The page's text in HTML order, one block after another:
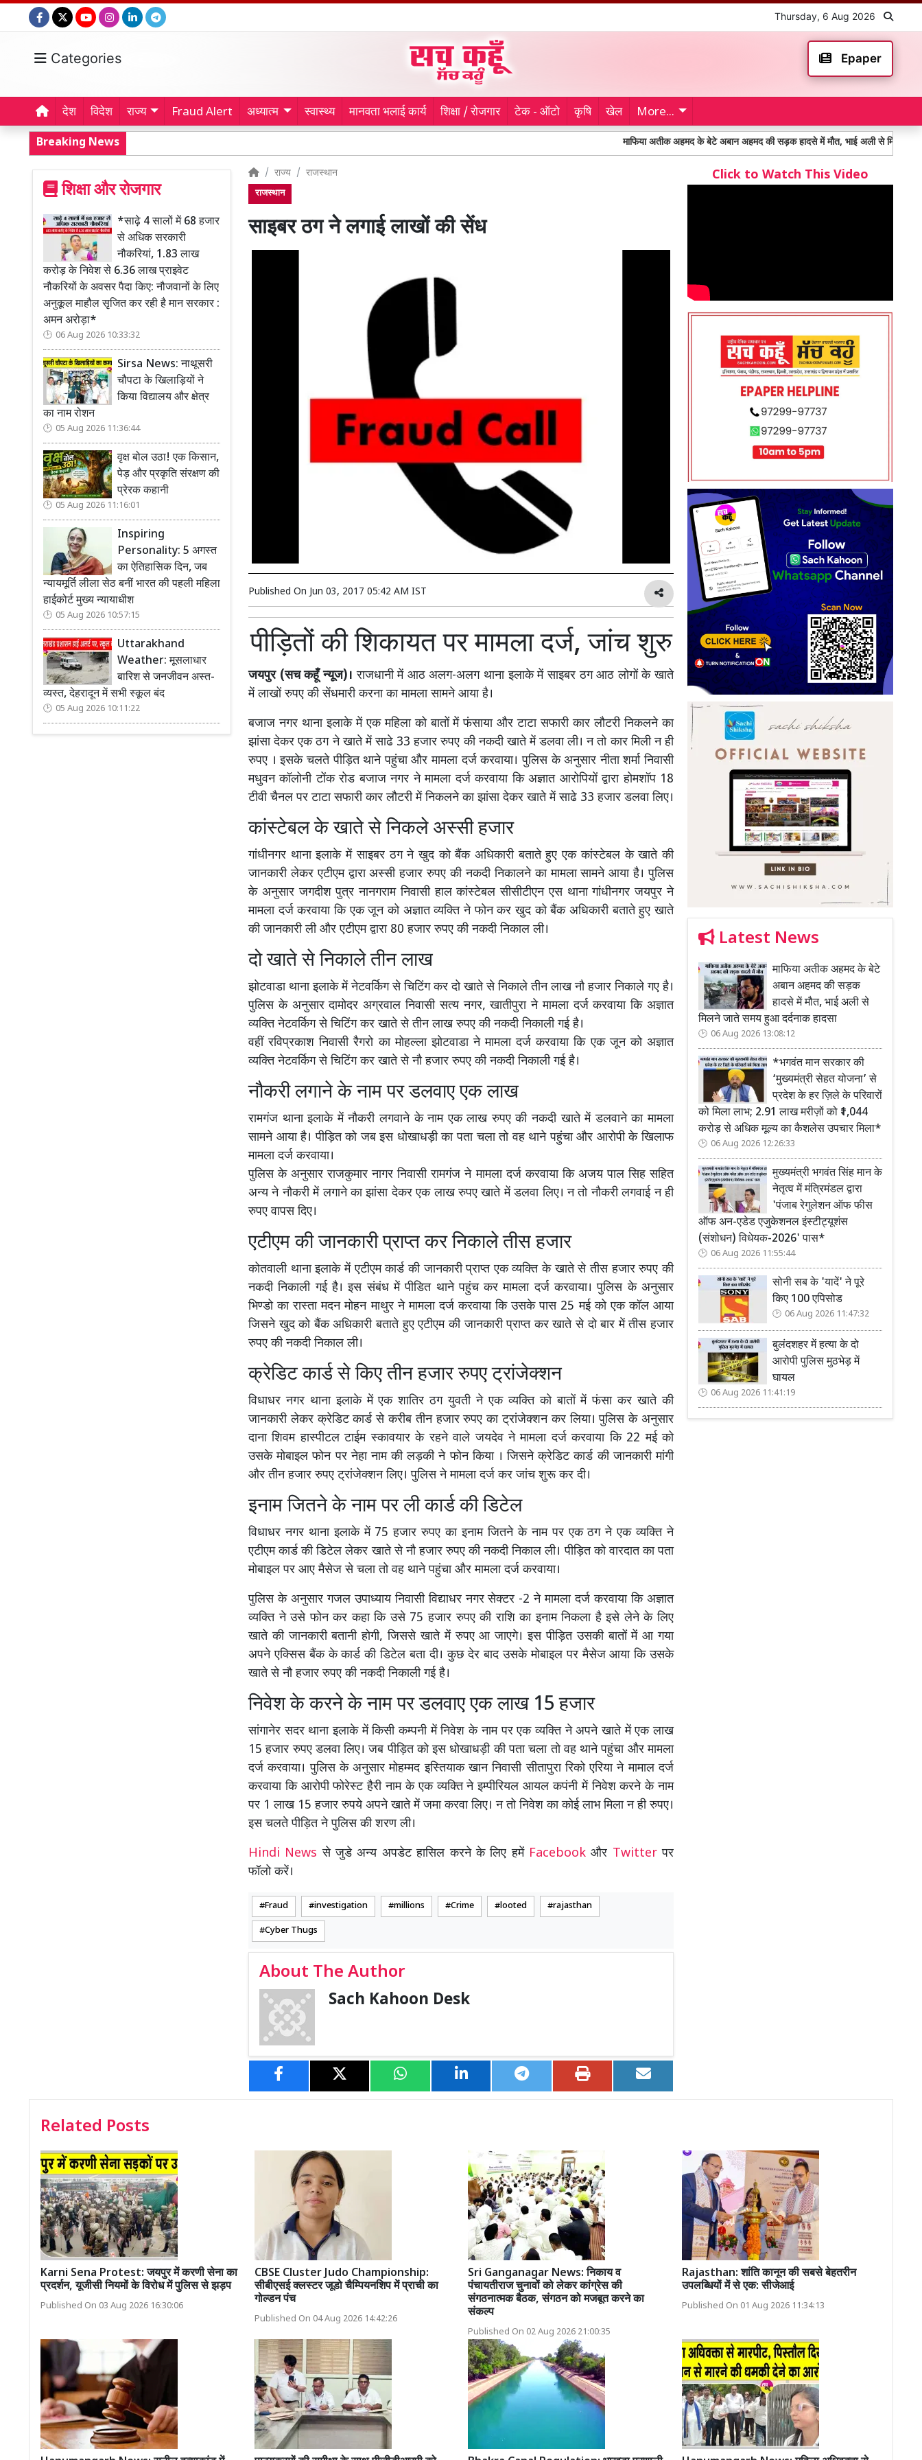
Thursday, 6 Aug 2026
Categories Epaper
देश विदेश राज्य Fraud Alert अध्यात्म स्वास्थ्य मानवता भलाई कार्य शिक्षा / रोजगार टेक - ऑटो कृषि खेल More...
Breaking News माफिया अतीक अहमद के बेटे अबान अहमद की सड़क हादसे में मौत, भाई अली से मिलने जाते समय हुआ
शिक्षा और रोजगार
*साढ़े 4 सालों में 68 हजार
से अधिक सरकारी
नौकरियां, 1.83 लाख
करोड़ के निवेश से 6.36 लाख प्राइवेट
नौकरियों के अवसर पैदा किए: नौजवानों के लिए
अनुकूल माहौल सृजित कर रही है मान सरकार :
अमन अरोड़ा*
06 Aug 2026 10:33:32
Sirsa News: नाथूसरी
चौपटा के खिलाड़ियों ने
किया विद्यालय और क्षेत्र
का नाम रोशन
05 Aug 2026 11:36:44
वृक्ष बोल उठा! एक किसान,
पेड़ और प्रकृति संरक्षण की
प्रेरक कहानी
05 Aug 2026 11:16:01
Inspiring
Personality: 5 अगस्त
का ऐतिहासिक दिन, जब
न्यायमूर्ति लीला सेठ बनीं भारत की पहली महिला
हाईकोर्ट मुख्य न्यायाधीश
05 Aug 2026 10:57:15
Uttarakhand
Weather: मूसलाधार
बारिश से जनजीवन अस्त-
व्यस्त, देहरादून में सभी स्कूल बंद
05 Aug 2026 10:11:22
राज्य राजस्थान
राजस्थान
साइबर ठग ने लगाई लाखों की सेंध
Published On Jun 03, 2017 05:42 AM IST
पीड़ितों की शिकायत पर मामला दर्ज, जांच शुरु
जयपुर (सच कहूँ न्यूज)। राजधानी में आठ अलग-अलग थाना इलाके में साइबर ठग आठ लोगों के खाते
में लाखों रुपए की सेंधमारी करना का मामला सामने आया है।
बजाज नगर थाना इलाके में एक महिला को बातों में फंसाया और टाटा सफारी कार लौटरी निकलने का
झांसा देकर एक ठग ने खाते में साढे 33 हजार रुपए की नकदी खाते में डलवा ली। न तो कार मिली न ही
रुपए । इसके चलते पीड़ित थाने पहुंचा और मामला दर्ज करवाया। पुलिस के अनुसार नीता शर्मा निवासी
मधुवन कॉलोनी टोंक रोड बजाज नगर ने मामला दर्ज करवाया कि अज्ञात आरोपियों द्वारा होमशॉप 18
टीवी चैनल पर टाटा सफारी कार लौटरी में निकलने का झांसा देकर खाते में साढे 33 हजार डलवा लिए।
कांस्टेबल के खाते से निकले अस्सी हजार
गांधीनगर थाना इलाके में साइबर ठग ने खुद को बैंक अधिकारी बताते हुए एक कांस्टेबल के खाते की
जानकारी लेकर एटीएम द्वारा अस्सी हजार रुपए की नकदी निकालने का मामला सामने आया है। पुलिस
के अनुसार जगदीश पुत्र नानगराम निवासी हाल कांस्टेबल सीसीटीएन एस थाना गांधीनगर जयपुर ने
मामला दर्ज करवाया कि एक जून को अज्ञात व्यक्ति ने फोन कर खुद को बैंक अधिकारी बताते हुए खाते
की जानकारी ली और एटीएम द्वारा 80 हजार रुपए की नकदी निकाल ली।
दो खाते से निकाले तीन लाख
झोटवाडा थाना इलाके में नेटवर्किग से चिटिंग कर दो खाते से निकाले तीन लाख नौ हजार निकाले गए है।
पुलिस के अनुसार दामोदर अग्रवाल निवासी सत्य नगर, खातीपुरा ने मामला दर्ज करवाया कि अज्ञात
व्यक्ति नेटवर्किग से चिटिंग कर खाते से तीन लाख रुपए की नकदी निकाली गई है।
वहीं रविप्रकाश निवासी रैगरो का मोहल्ला झोटवाडा ने मामला दर्ज करवाया कि एक जून को अज्ञात
व्यक्ति नेटवर्किग से चिटिंग कर खाते से नौ हजार रुपए की नकदी निकाली गई है।
नौकरी लगाने के नाम पर डलवाए एक लाख
रामगंज थाना इलाके में नौकरी लगवाने के नाम एक लाख रुपए की नकदी खाते में डलवाने का मामला
सामने आया है। पीड़ित को जब इस धोखाधड़ी का पता चला तो वह थाने पहुंचा और आरोपी के खिलाफ
मामला दर्ज करवाया।
पुलिस के अनुसार राजकुमार नागर निवासी रामगंज ने मामला दर्ज करवाया कि अजय पाल सिह सहित
अन्य ने नौकरी में लगाने का झांसा देकर एक लाख रुपए खाते में डलवा लिए। न तो नौकरी लगवाई न ही
रुपए वापस दिए।
एटीएम की जानकारी प्राप्त कर निकाले तीस हजार
कोतवाली थाना इलाके में एटीएम कार्ड की जानकारी प्राप्त एक व्यक्ति के खाते से तीस हजार रुपए की
नकदी निकाली गई है। इस संबंध में पीडित थाने पहुंच कर मामला दर्ज करवाया। पुलिस के अनुसार
भिण्डो का रास्ता मदन मोहन माथुर ने मामला दर्ज करवाया कि उसके पास 25 मई को एक कॉल आया
जिसने खुद को बैंक अधिकारी बताते हुए एटीएम की जानकारी प्राप्त कर खाते से दो बार में तीस हजार
रुपए की नकदी निकाल ली।
क्रेडिट कार्ड से किए तीन हजार रुपए ट्रांजेक्शन
विधाधर नगर थाना इलाके में एक शातिर ठग युवती ने एक व्यक्ति को बातों में फंसा कर खाते की
जानकारी लेकर क्रेडिट कार्ड से करीब तीन हजार रुपए का ट्रांजेक्शन कर लिया। पुलिस के अनुसार
दाना शिवम हास्पीटल टाईम स्कावयार के रहने वाले जयदेव ने मामला दर्ज करवाया कि 22 मई को
उसके मोबाइल फोन पर नेहा नाम की लड़की ने फोन किया । जिसने क्रेडिट कार्ड की जानकारी मांगी
और तीन हजार रुपए ट्रांजेक्शन लिए। पुलिस ने मामला दर्ज कर जांच शुरू कर दी।
इनाम जितने के नाम पर ली कार्ड की डिटेल
विधाधर नगर थाना इलाके में 75 हजार रुपए का इनाम जितने के नाम पर एक ठग ने एक व्यक्ति ने
एटीएम कार्ड की डिटेल लेकर खाते से नौ हजार रुपए की नकदी निकाल ली। पीड़ित को वारदात का पता
मोबाइल पर आए मैसेज से चला तो वह थाने पहुंचा और मामला दर्ज करवाया।
पुलिस के अनुसार गजल उपाध्याय निवासी विद्याधर नगर सेक्टर -2 ने मामला दर्ज करवाया कि अज्ञात
व्यक्ति ने उसे फोन कर कहा कि उसे 75 हजार रुपए की राशि का इनाम निकला है इसे लेने के लिए
खाते की जानकारी बतानी होगी, जिससे खाते में रुपए आ जाएगे। इस पीड़ित उसकी बातों में आ गया
अपने एक्सिस बैंक के कार्ड की डिटेल बता दी। कुछ देर बाद उसके मोबाइल पर मैसेज आया कि उसके
खाते से नौ हजार रुपए की नकदी निकाली गई है।
निवेश के करने के नाम पर डलवाए एक लाख 15 हजार
सांगानेर सदर थाना इलाके में किसी कम्पनी में निवेश के नाम पर एक व्यक्ति ने अपने खाते में एक लाख
15 हजार रुपए डलवा लिए। जब पीड़ित को इस धोखाधड़ी की पता चला तो वह थाने पहुंचा और मामला
दर्ज करवाया। पुलिस के अनुसार मोहम्मद इस्तियाक खान निवासी सीतापुरा रिको एरिया ने मामाल दर्ज
करवाया कि आरोपी फोरेस्ट हैरी नाम के एक व्यक्ति ने इम्पीरियल आयल कपंनी में निवेश करने के नाम
पर 1 लाख 15 हजार रुपये अपने खाते में जमा करवा लिए। न तो निवेश का कोई लाभ मिला न ही रुपए।
इस चलते पीड़ित ने पुलिस की शरण ली।
Hindi Newsसे जुडे अन्य अपडेट हासिल करने के लिए हमें Facebookऔर Twitterपर
फॉलो करें।
Fraud investigation millions Crime looted rajasthan
Cyber Thugs
About The Author
Sach Kahoon Desk
Click to Watch This Video
Latest News
माफिया अतीक अहमद के बेटे
अबान अहमद की सड़क
हादसे में मौत, भाई अली से
मिलने जाते समय हुआ दर्दनाक हादसा
06 Aug 2026 13:08:12
*भगवंत मान सरकार की
‘मुख्यमंत्री सेहत योजना’ से
प्रदेश के हर ज़िले के परिवारों
को मिला लाभ; 2.91 लाख मरीज़ों को ₹1,044
करोड़ से अधिक मूल्य का कैशलेस उपचार मिला*
06 Aug 2026 12:26:33
मुख्यमंत्री भगवंत सिंह मान के
नेतृत्व में मंत्रिमंडल द्वारा
'पंजाब रेगुलेशन ऑफ फीस
ऑफ अन-एडेड एजुकेशनल इंस्टीट्यूशंस
(संशोधन) विधेयक-2026' पास*
06 Aug 2026 11:55:44
सोनी सब के 'यादें' ने पूरे
किए 100 एपिसोड
06 Aug 2026 11:47:32
बुलंदशहर में हत्या के दो
आरोपी पुलिस मुठभेड़ में
घायल
06 Aug 2026 11:41:19
Related Posts
Karni Sena Protest: जयपुर में करणी सेना का
प्रदर्शन, यूजीसी नियमों के विरोध में पुलिस से झड़प
Published On 03 Aug 2026 16:30:06
CBSE Cluster Judo Championship:
सीबीएसई क्लस्टर जूडो चैम्पियनशिप में प्राची का
गोल्डन पंच
Published On 04 Aug 2026 14:42:26
Sri Ganganagar News: निकाय व
पंचायतीराज चुनावों को लेकर कांग्रेस की
संगठनात्मक बैठक, संगठन को मजबूत करने का
संकल्प
Published On 02 Aug 2026 21:00:35
Rajasthan: शांति कानून की सबसे बेहतरीन
उपलब्धियों में से एक: सीजेआई
Published On 01 Aug 2026 11:34:13